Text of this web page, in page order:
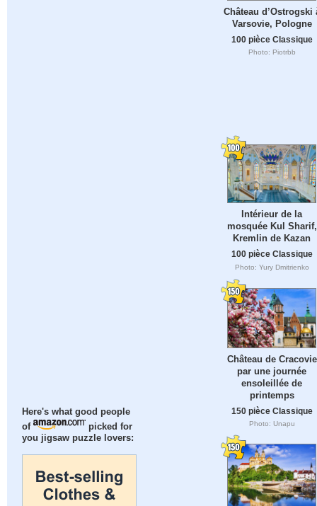
Here's what good people
of
picked for
you jigsaw puzzle lovers:
Château d’Ostrogski
Varsovie, Pologne
100 pièce Classique
Photo: Piotrbb
Intérieur de la
mosquée Kul Sharif,
Kremlin de Kazan
100 pièce Classique
Photo: Yury Dmitrienko
Château de Cracovie
par une journée
ensoleillée de
printemps
150 pièce Classique
Photo: Unapu